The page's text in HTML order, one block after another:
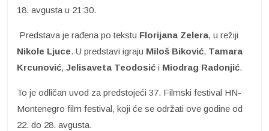
18. avgusta u 21:30.
Predstava je rađena po tekstu Florijana Zelera, u režiji
Nikole Ljuce. U predstavi igraju Miloš Biković, Tamara
Krcunović, Jelisaveta Teodosić i Miodrag Radonjić.
To je odličan uvod za predstojeći 37. Filmski festival HN-
Montenegro film festival, koji će se održati ove godine od
22. do 28. avgusta.